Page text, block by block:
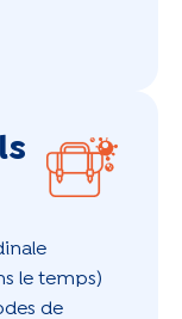
le temps)
de